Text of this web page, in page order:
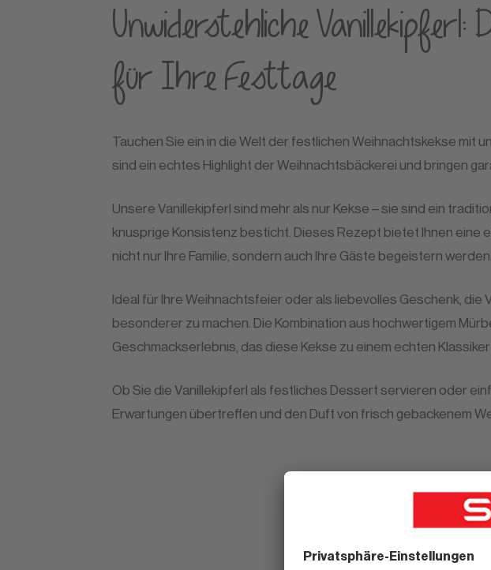
Unwiderstehliche
für Ihre Festtage
Tauchen Sie ein in die Welt der festlichen Weihnachtskekse mit
sind ein echtes Highlight der Weihnachtsbäckerei und bringen
Unsere Vanillekipferl sind mehr als nur Kekse – sie sind ein
knusprige Konsistenz besticht. Dieses Rezept bietet Ihnen eine
nicht nur Ihre Familie, sondern auch Ihre Gäste begeistern werden.
Ideal für Ihre Weihnachtsfeier oder als liebevolles Geschenk,
besonderer zu machen. Die Kombination aus hochwertigem
Geschmackserlebnis, das diese Kekse zu einem echten
Ob Sie die Vanillekipferl als festliches Dessert servieren oder
Erwartungen übertreffen und den Duft von frisch gebackenem